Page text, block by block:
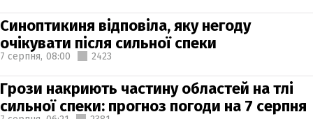
Синоптикиня відповіла, яку негоду
очікувати після сильної спеки
7 серпня, 08:00 2423
Грози накриють частину областей на тлі
сильної спеки: прогноз погоди на 7 серпня